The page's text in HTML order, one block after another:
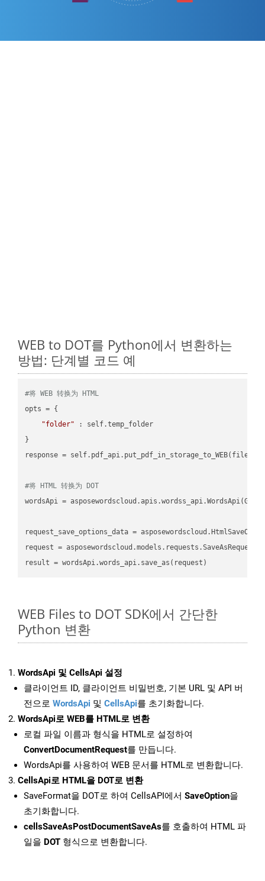
WEB to DOT를 Python에서 변환하는
방법: 단계별 코드 예
#将 WEB 转换为 HTML
opts = {
"folder" : self.temp_folder
}
response =
#将 HTML 转换为 DOT
wordsApi =
request_save_options_data =
request =
WEB Files to DOT SDK에서 간단한
Python 변환
WordsApi 및 CellsApi 설정
클라이언트 ID, 클라이언트 비밀번호, 기본 URL 및 API 버
전으로 WordsApi 및 CellsApi를 초기화합니다.
WordsApi로 WEB를 HTML로 변환
로컬 파일 이름과 형식을 HTML로 설정하여
ConvertDocumentRequest를 만듭니다.
WordsApi를 사용하여 WEB 문서를 HTML로 변환합니다.
CellsApi로 HTML을 DOT로 변환
SaveFormat을 DOT로 하여 CellsAPI에서 SaveOption을
초기화합니다.
cellsSaveAsPostDocumentSaveAs를 호출하여 HTML 파
일을 DOT 형식으로 변환합니다.